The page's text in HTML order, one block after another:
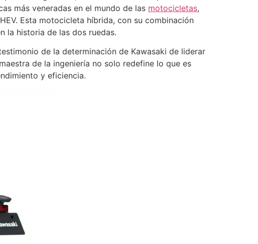
más veneradas en el mundo de las motocicletas,
HEV. Esta motocicleta híbrida, con su combinación
la historia de las dos ruedas.
de la determinación de Kawasaki de liderar
de la ingeniería no solo redefine lo que es
y eficiencia.